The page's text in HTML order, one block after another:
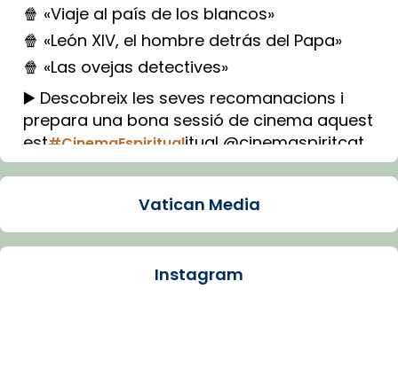
🍿 «Viaje al país de los blancos»
🍿 «León XIV, el hombre detrás del Papa»
🍿 «Las ovejas detectives»
▶️ Descobreix les seves recomanacions i
prepara una bona sessió de cinema aquest
est#CinemaEspiritualitual @cinemaspiritcat
Imatge: Generada amb IA (OpenAI)
Arquebisbat de Barcelona
Vatican Media
Instagram